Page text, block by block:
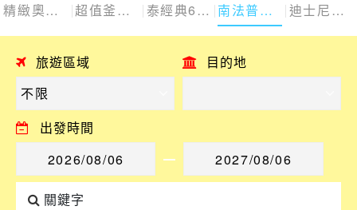
精緻奧捷斯匈四國 超值釜慶邱 泰經典6日 南法普羅旺斯10日 迪士尼探險號
旅遊區域 目的地
出發時間
關鍵字